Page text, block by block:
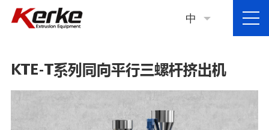
中
KTE-T系列同向平行三螺杆挤出机